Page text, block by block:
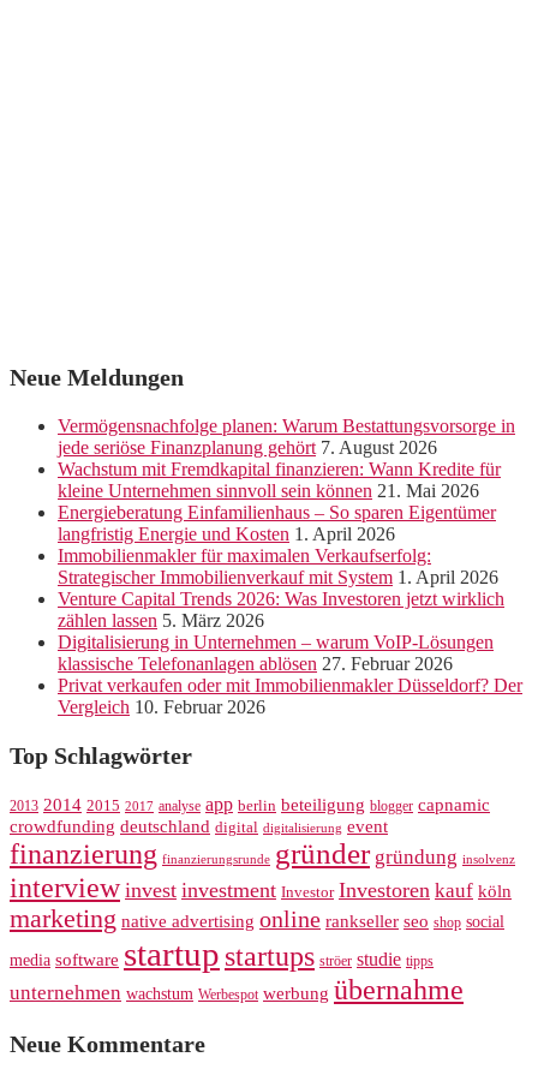
Neue Meldungen
Vermögensnachfolge planen: Warum Bestattungsvorsorge in
jede seriöse Finanzplanung gehört 7. August 2026
Wachstum mit Fremdkapital finanzieren: Wann Kredite für
kleine Unternehmen sinnvoll sein können 21. Mai 2026
Energieberatung Einfamilienhaus – So sparen Eigentümer
langfristig Energie und Kosten 1. April 2026
Immobilienmakler für maximalen Verkaufserfolg:
Strategischer Immobilienverkauf mit System 1. April 2026
Venture Capital Trends 2026: Was Investoren jetzt wirklich
zählen lassen 5. März 2026
Digitalisierung in Unternehmen – warum VoIP-Lösungen
klassische Telefonanlagen ablösen 27. Februar 2026
Privat verkaufen oder mit Immobilienmakler Düsseldorf? Der
Vergleich 10. Februar 2026
Top Schlagwörter
2013 2014 2015 2017 analyse app berlin beteiligung blogger capnamic
crowdfunding deutschland digital digitalisierung event
finanzierung finanzierungsrunde gründer gründung insolvenz
interview invest investment Investor Investoren kauf köln
marketing native advertising online rankseller seo shop social
media software startup startups ströer studie tipps
unternehmen wachstum Werbespot werbung übernahme
Neue Kommentare